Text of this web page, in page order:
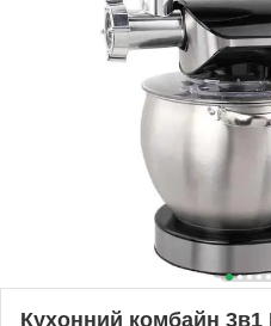
Кухонний комбайн